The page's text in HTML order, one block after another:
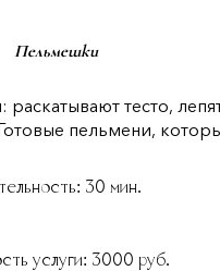
Пельмешки
тесто,
пельмени,
30 мин.
услуги: 3000 руб.